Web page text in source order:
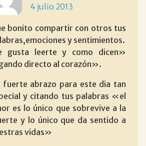
4 julio 2013
bonito compartir con otros tus
y sentimientos.
gusta leerte y como dicen»
directo al corazón».
fuerte abrazo para este dia tan
y citando tus palabras «el
es lo único que sobrevive a la
y lo único que da sentido a
vidas»